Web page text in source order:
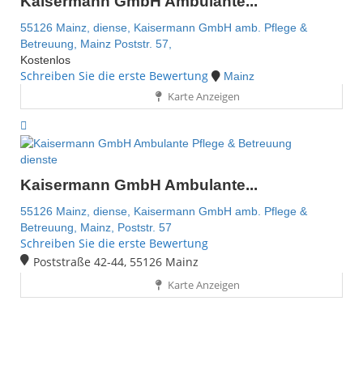
55126 Mainz, diense, Kaisermann GmbH amb. Pflege &
Betreuung, Mainz Poststr. 57,
Kostenlos
Schreiben Sie die erste Bewertung Mainz
Karte Anzeigen
dienste
Kaisermann GmbH Ambulante...
55126 Mainz, diense, Kaisermann GmbH amb. Pflege &
Betreuung, Mainz, Poststr. 57
Schreiben Sie die erste Bewertung
Poststraße 42-44, 55126 Mainz
Karte Anzeigen